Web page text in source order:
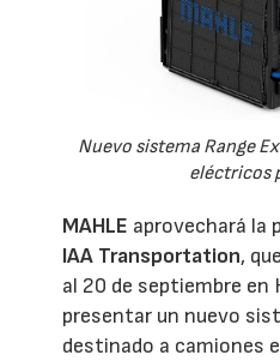
Nuevo sistema Range
eléctricos
MAHLE aprovechará la
IAA Transportation,
al 20 de septiembre en
presentar un nuevo
destinado a camiones